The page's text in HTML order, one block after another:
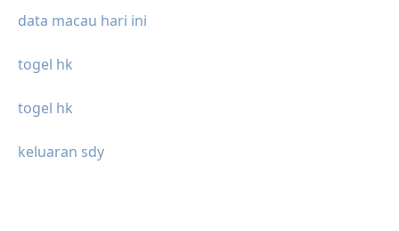
data macau hari ini
togel hk
togel hk
keluaran sdy